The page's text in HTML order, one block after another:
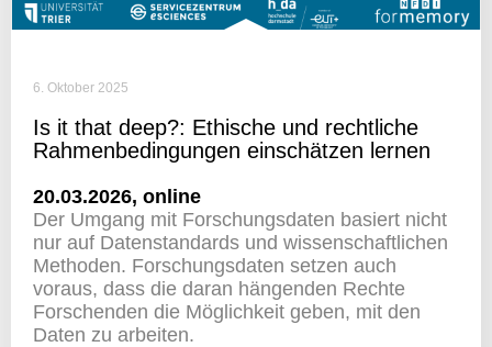
6. Oktober 2025
Is it that deep?: Ethi­sche und recht­liche
Rahmen­be­din­gungen einschätzen lernen
20.03.2026, online
Der Umgang mit Forschungs­daten basiert nicht
nur auf Daten­stan­dards und wissen­schaft­li­chen
Methoden. Forschungs­daten setzen auch
voraus, dass die daran hängenden Rechte
Forschenden die Möglich­keit geben, mit den
Daten zu arbeiten.